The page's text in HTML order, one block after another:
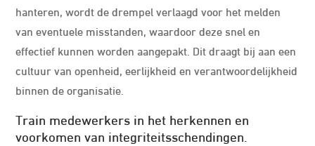
hanteren, wordt de drempel verlaagd voor het melden
van eventuele misstanden, waardoor deze snel en
effectief kunnen worden aangepakt. Dit draagt bij aan een
cultuur van openheid, eerlijkheid en verantwoordelijkheid
binnen de organisatie.
Train medewerkers in het herkennen en
voorkomen van integriteitsschendingen.